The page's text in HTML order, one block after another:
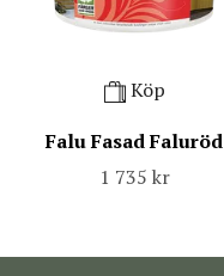
Köp
Falu Fasad Faluröd
1 735 kr